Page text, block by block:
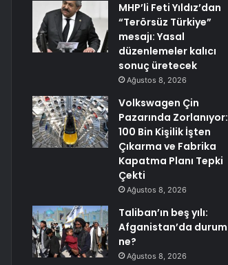
MHP’li Feti Yıldız’dan
“Terörsüz Türkiye”
mesajı: Yasal
düzenlemeler kalıcı
sonuç üretecek
Ağustos 8, 2026
Volkswagen Çin
Pazarında Zorlanıyor:
100 Bin Kişilik İşten
Çıkarma ve Fabrika
Kapatma Planı Tepki
Çekti
Ağustos 8, 2026
Taliban’ın beş yılı:
Afganistan’da durum
ne?
Ağustos 8, 2026